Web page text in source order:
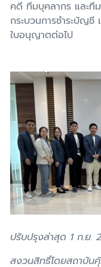
คดี ทีมบุคลากร และที
กระบวนการชำระบัญ
ใบอนุญาตต่อไป
ปรับปรุงล่าสุด 1 ก.ย.
สงวนสิทธิ์โดยสถาบัน